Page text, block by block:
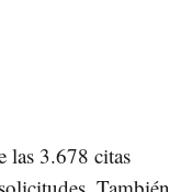
las 3.678 citas